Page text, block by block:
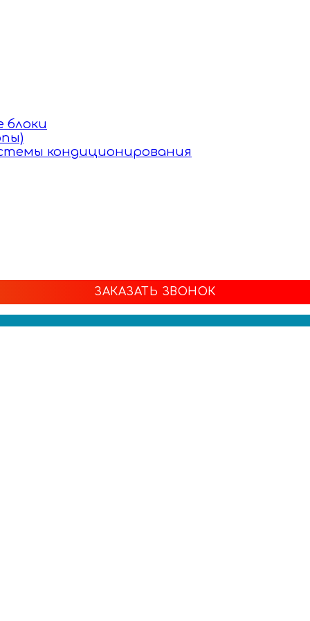
блоки
кондиционирования
ЗАКАЗАТЬ ЗВОНОК